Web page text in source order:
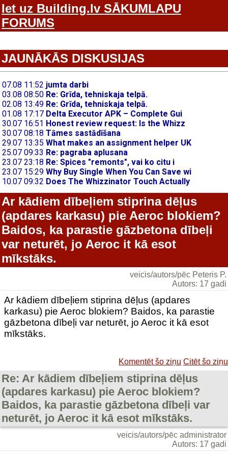
Iet uz Building.lv SĀKUMLAPU
FORUMS
JAUNĀKĀS DISKUSIJAS
Ar kādiem dībeļiem stiprina dēļus
(apdares karkasu) pie Aeroc blokiem?
Baidos, ka parastie gāzbetona dībeļi
var neturēt, jo Aeroc it kā esot
mīkstāks.
veicis/autors/pēc Peteris P.
Autors: 17 gadi
Ar kādiem dībeļiem stiprina dēļus (apdares
karkasu) pie Aeroc blokiem? Baidos, ka parastie
gāzbetona dībeļi var neturēt, jo Aeroc it kā esot
mīkstāks.
Komentēt šo ziņu Citēt šo ziņu
Re: Ar kādiem dībeļiem stiprina dēļus
(apdares karkasu) pie Aeroc blokiem?
Baidos, ka parastie gāzbetona dībeļi var
neturēt, jo Aeroc it kā esot mīkstāks.
veicis/autors/pēc administrator
Autors: 17 gadi